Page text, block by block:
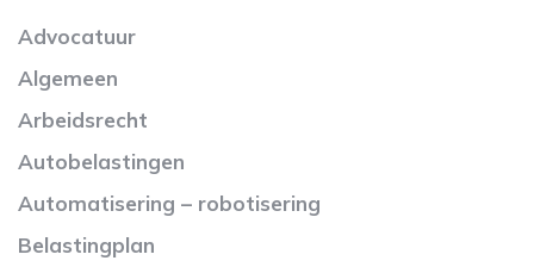
Advocatuur
Algemeen
Arbeidsrecht
Autobelastingen
Automatisering – robotisering
Belastingplan